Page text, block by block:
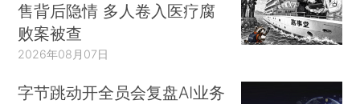
售背后隐情 多人卷入医疗腐
败案被查
2026年08月07日
字节跳动开全员会复盘AI业务